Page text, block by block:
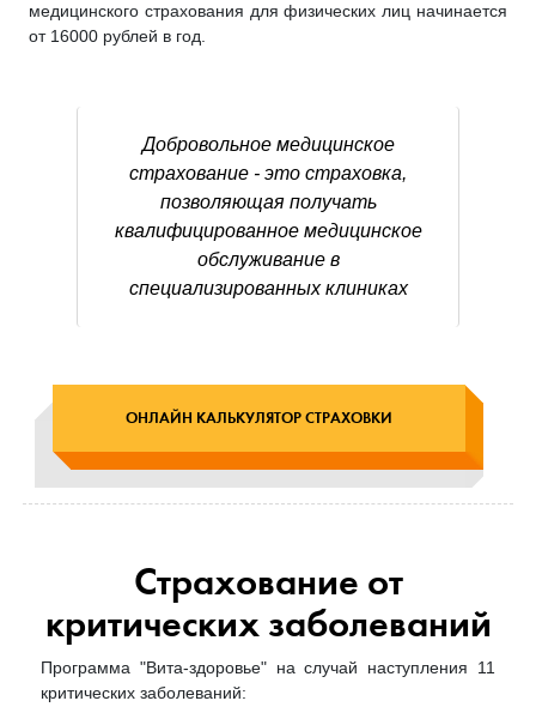
медицинского страхования для физических лиц начинается
от 16000 рублей в год.
Добровольное медицинское
страхование - это страховка,
позволяющая получать
квалифицированное медицинское
обслуживание в
специализированных клиниках
ОНЛАЙН КАЛЬКУЛЯТОР СТРАХОВКИ
Страхование от
критических заболеваний
Программа "Вита-здоровье" на случай наступления 11
критических заболеваний: